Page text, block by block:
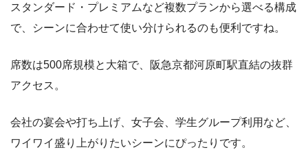
スタンダード・プレミアムなど複数プランから選べる構成
で、シーンに合わせて使い分けられるのも便利ですね。
席数は500席規模と大箱で、阪急京都河原町駅直結の抜群
アクセス。
会社の宴会や打ち上げ、女子会、学生グループ利用など、
ワイワイ盛り上がりたいシーンにぴったりです。